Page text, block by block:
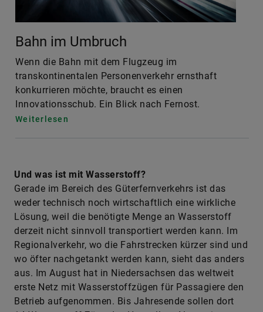
Bahn im Umbruch
Wenn die Bahn mit dem Flugzeug im
transkontinentalen Personenverkehr ernsthaft
konkurrieren möchte, braucht es einen
Innovationsschub. Ein Blick nach Fernost.
Weiterlesen
Und was ist mit Wasserstoff?
Gerade im Bereich des Güterfernverkehrs ist das
weder technisch noch wirtschaftlich eine wirkliche
Lösung, weil die benötigte Menge an Wasserstoff
derzeit nicht sinnvoll transportiert werden kann. Im
Regionalverkehr, wo die Fahrstrecken kürzer sind und
wo öfter nachgetankt werden kann, sieht das anders
aus. Im August hat in Niedersachsen das weltweit
erste Netz mit Wasserstoffzügen für Passagiere den
Betrieb aufgenommen. Bis Jahresende sollen dort